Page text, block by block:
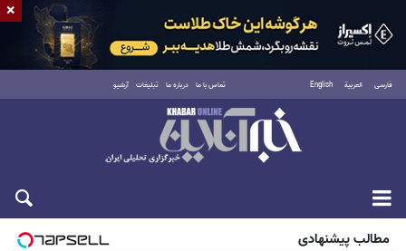
فارسی العربية English تماس با ما درباره ما تبلیغات آرشیو
جمعه ۱۶ مرداد ۱۴۰۵
مطالب پیشنهادی
×